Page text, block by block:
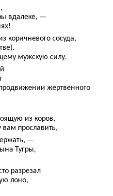
вдалеке, —
коричневого сосуда,
мужскую силу.
жертвенного
из коров,
вам прославить,
—
Тугры,
разрезал
лоно,